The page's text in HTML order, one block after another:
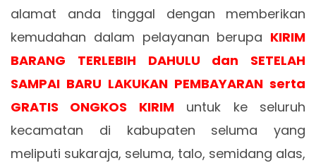
alamat anda tinggal dengan memberikan
kemudahan dalam pelayanan berupa KIRIM
BARANG TERLEBIH DAHULU dan SETELAH
SAMPAI BARU LAKUKAN PEMBAYARAN serta
GRATIS ONGKOS KIRIMuntuk ke seluruh
kecamatan di kabupaten seluma yang
meliputi sukaraja, seluma, talo, semidang alas,